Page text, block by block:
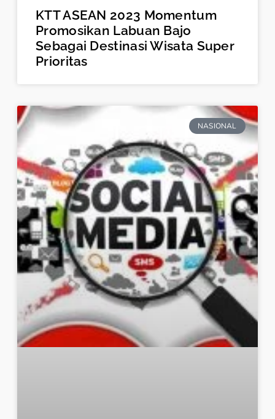
KTT ASEAN 2023 Momentum
Promosikan Labuan Bajo
Sebagai Destinasi Wisata Super
Prioritas
NASIONAL